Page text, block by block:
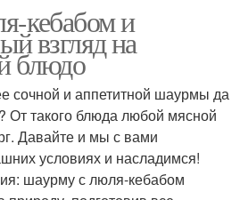
кебабом и
взгляд на
блюдо
сочной и аппетитной шаурмы да
такого блюда любой мясной
Давайте и мы с вами
условиях и насладимся!
шаурму с люля-кебабом